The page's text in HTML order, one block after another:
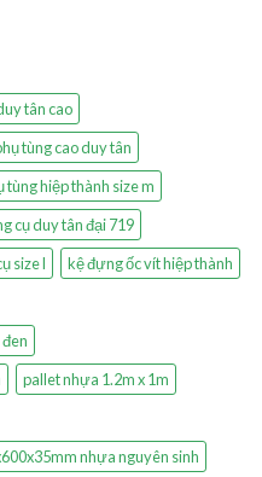
tân cao
tùng cao duy tân
tùng hiệp thành size m
cụ duy tân đại 719
size l
kệ đựng ốc vít hiệp thành
pallet nhựa 1.2m x 1m
nhựa nguyên sinh